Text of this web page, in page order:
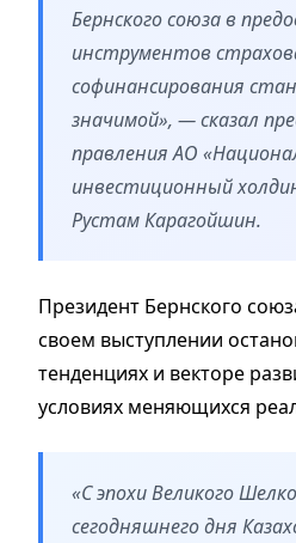
Бернского союза в
инструментов
софинансирования
значимой», — сказал
правления АО
инвестиционный
Рустам Карагойшин.
Президент Бернского
своем выступлении
тенденциях и векторе
условиях меняющихся
«С эпохи Великого
сегодняшнего дня